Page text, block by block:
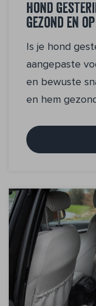
Hond
gezond en
Is je hond
aangepaste
en bewuste
en hem